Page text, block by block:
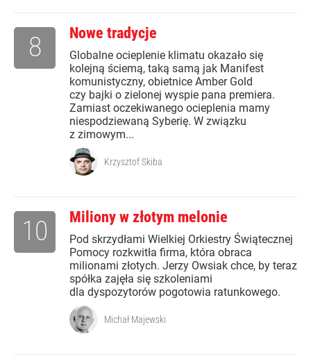
Nowe tradycje
Globalne ocieplenie klimatu okazało się
kolejną ściemą, taką samą jak Manifest
komunistyczny, obietnice Amber Gold
czy bajki o zielonej wyspie pana premiera.
Zamiast oczekiwanego ocieplenia mamy
niespodziewaną Syberię. W związku
z zimowym...
8
Krzysztof Skiba
Miliony w złotym melonie
Pod skrzydłami Wielkiej Orkiestry Świątecznej
Pomocy rozkwitła firma, która obraca
milionami złotych. Jerzy Owsiak chce, by teraz
spółka zajęła się szkoleniami
dla dyspozytorów pogotowia ratunkowego.
10
Michał Majewski